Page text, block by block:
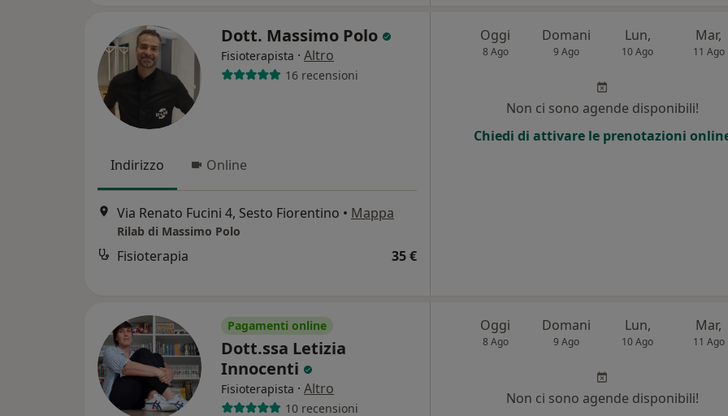
Dott. Massimo Polo
Fisioterapista · Altro
16 recensioni
Indirizzo Online
Via Renato Fucini 4, Sesto Fiorentino • Mappa
Rilab di Massimo Polo
Fisioterapia 35 €
Oggi
8 Ago
Domani
9 Ago
Lun,
10 Ago
Mar,
11 Ago
Non ci sono agende disponibili!
Chiedi di attivare le prenotazioni
Pagamenti online
Dott.ssa Letizia
Innocenti
Fisioterapista · Altro
10 recensioni
Oggi
8 Ago
Domani
9 Ago
Lun,
10 Ago
Mar,
11 Ago
Non ci sono agende disponibili!